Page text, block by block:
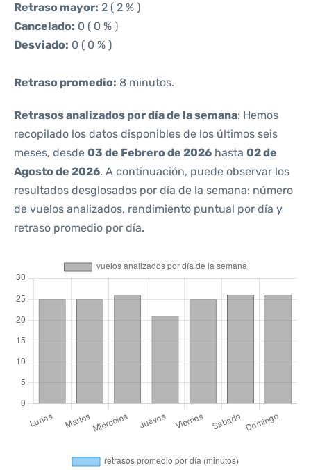
Retraso mayor: 2 ( 2 % )
Cancelado: 0 ( 0 % )
Desviado: 0 ( 0 % )
Retraso promedio: 8 minutos.
Retrasos analizados por día de la semana: Hemos
recopilado los datos disponibles de los últimos seis
meses, desde 03 de Febrero de 2026 hasta 02 de
Agosto de 2026. A continuación, puede observar los
resultados desglosados por día de la semana: número
de vuelos analizados, rendimiento puntual por día y
retraso promedio por día.